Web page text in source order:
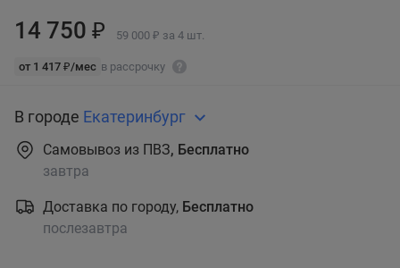
14 750 ₽ 59 000 ₽ за 4 шт.
от 1 417 ₽/мес в рассрочку
В городе Екатеринбург
Самовывоз из ПВЗ, Бесплатно
завтра
Доставка по городу, Бесплатно
послезавтра